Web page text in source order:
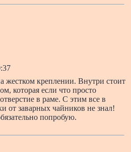
жестком креплении. Внутри стоит
которая если что просто
в раме. С этим все в
от заварных чайников не знал!
попробую.